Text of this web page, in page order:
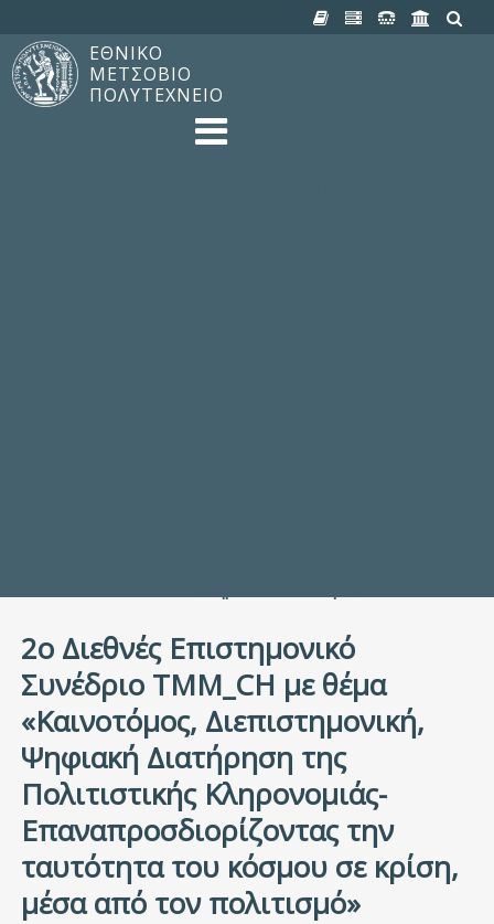
ΕΘΝΙΚΟ
ΜΕΤΣΟΒΙΟ
ΠΟΛΥΤΕΧΝΕΙΟ
2ο Διεθνές Επιστημονικό
Συνέδριο TMM_CH με θέμα
«Καινοτόμος, Διεπιστημονική,
Ψηφιακή Διατήρηση της
Πολιτιστικής Κληρονομιάς-
Επαναπροσδιορίζοντας την
ταυτότητα του κόσμου σε κρίση,
μέσα από τον πολιτισμό»